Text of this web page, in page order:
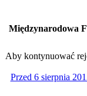
Międzynarodowa
Aby kontynuować
Przed 6 sierpnia